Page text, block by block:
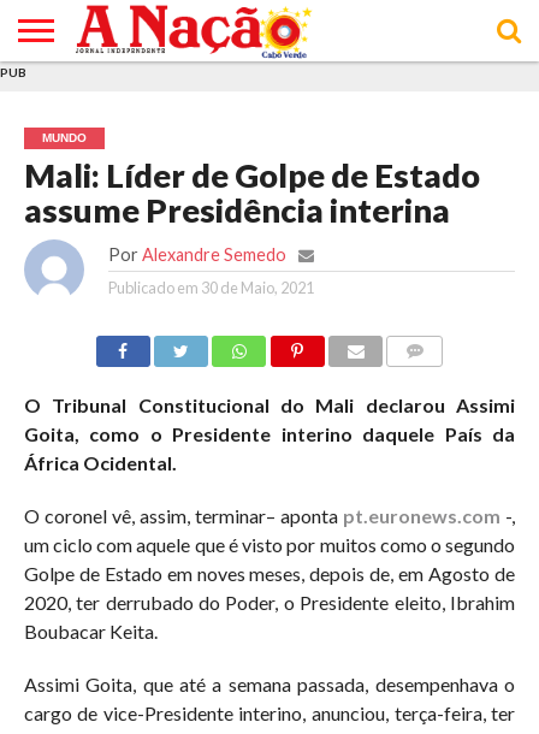
E DE
COOKIES
DE
UTILIZAÇÃO
PUB
MUNDO
Mali: Líder de Golpe de Estado
assume Presidência interina
Por Alexandre Semedo
Publicado em 30 de Maio, 2021
O Tribunal Constitucional do Mali declarou Assimi
Goita, como o Presidente interino daquele País da
África Ocidental.
O coronel vê, assim, terminar– aponta pt.euronews.com -,
um ciclo com aquele que é visto por muitos como o segundo
Golpe de Estado em noves meses, depois de, em Agosto de
2020, ter derrubado do Poder, o Presidente eleito, Ibrahim
Boubacar Keita.
Assimi Goita, que até a semana passada, desempenhava o
cargo de vice-Presidente interino, anunciou, terça-feira, ter